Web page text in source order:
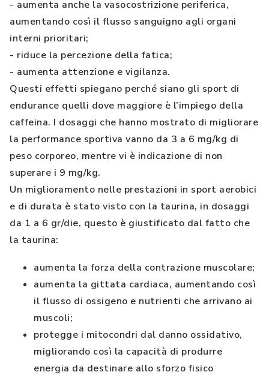
- aumenta anche la vasocostrizione periferica,
aumentando così il flusso sanguigno agli organi
interni prioritari;
- riduce la percezione della fatica;
- aumenta attenzione e vigilanza.
Questi effetti spiegano perché siano gli sport di
endurance quelli dove maggiore è l’impiego della
caffeina. I dosaggi che hanno mostrato di migliorare
la performance sportiva vanno da 3 a 6 mg/kg di
peso corporeo, mentre vi è indicazione di non
superare i 9 mg/kg.
Un miglioramento nelle prestazioni in sport aerobici
e di durata è stato visto con la taurina, in dosaggi
da 1 a 6 gr/die, questo è giustificato dal fatto che
la taurina:
aumenta la forza della contrazione muscolare;
aumenta la gittata cardiaca, aumentando così
il flusso di ossigeno e nutrienti che arrivano ai
muscoli;
protegge i mitocondri dal danno ossidativo,
migliorando così la capacità di produrre
energia da destinare allo sforzo fisico